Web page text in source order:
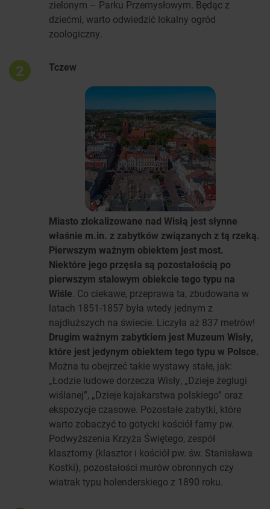
zielonym – Parku Przemysłowym. Będąc z
dziećmi, warto odwiedzić lokalny ogród
zoologiczny.
2 Tczew
Miasto zlokalizowane nad Wisłą jest słynne
właśnie m.in. z zabytków związanych z tą rzeką.
Pierwszym ważnym obiektem jest most.
Niektóre jego przęsła są pozostałością po
pierwszym stalowym obiekcie tego typu na
Wiśle. Co ciekawe, przeprawa ta, zbudowana w
latach 1851-1857 była wtedy jednym z
najdłuższych na świecie. Liczyła aż 837 metrów!
Drugim ważnym zabytkiem jest Muzeum Wisły,
które jest jedynym obiektem tego typu w Polsce.
Można tu obejrzeć takie wystawy stałe, jak:
„Łodzie ludowe dorzecza Wisły, „Dzieje żeglugi
wiślanej”, „Dzieje kajakarstwa polskiego” oraz
ekspozycje czasowe. Pozostałe zabytki, które
warto zobaczyć to gotycki kościół farny pw.
Podwyższenia Krzyża Świętego, zespół
klasztorny (klasztor i kościół pw. św. Stanisława
Kostki), pozostałości murów obronnych czy
wiatrak typu holenderskiego z 1890 roku.